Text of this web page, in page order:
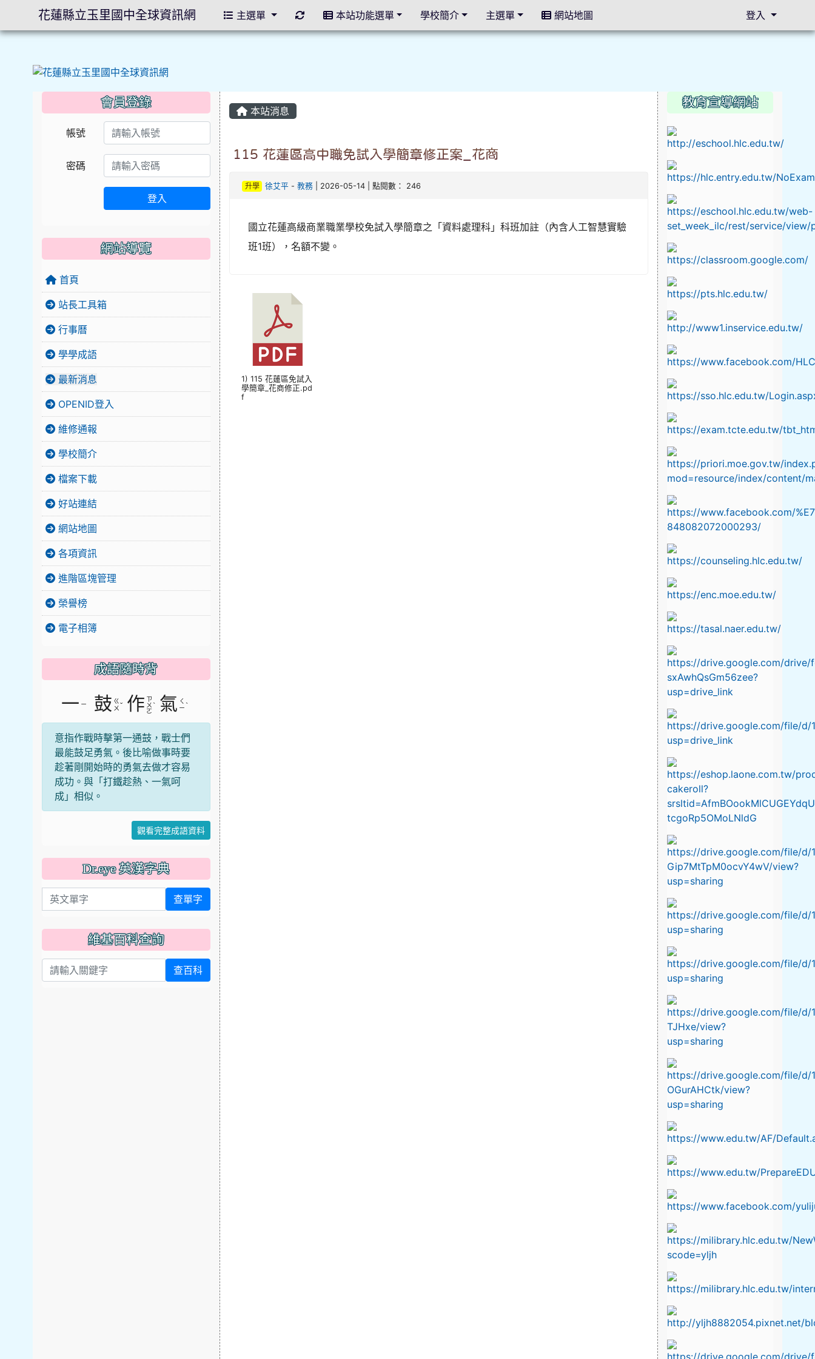
⏸
本站消息
115 花蓮區高中職免試入學簡章修正案_花商
升學 徐艾平 -教務 | 2026-05-14 | 點閱數： 246
國立花蓮高級商業職業學校免試入學簡章之「資料處理科」科班加註（內含人工智慧實驗
班1班），名額不變。
1) 115 花蓮區免試入
學簡章_花商修正.pd
f
會員登錄
帳號
密碼
登入
網站導覽
首頁
站長工具箱
行事曆
學學成語
最新消息
OPENID登入
維修通報
學校簡介
檔案下載
好站連結
網站地圖
各項資訊
進階區塊管理
榮譽榜
電子相簿
成語隨時背
一 ㄧ 鼓 ㄍ
ㄨˇ 作 ㄗ
ㄨ
ㄛ
ˋ 氣 ㄑ
ㄧ ˋ
意指作戰時擊第一通鼓，戰士們
最能鼓足勇氣。後比喻做事時要
趁著剛開始時的勇氣去做才容易
成功。與「打鐵趁熱、一氣呵
成」相似。
觀看完整成語資料
Dr.eye 英漢字典
英文單字 查單字
維基百科查詢
查百科
教育宣導網站
花蓮縣立玉里國中全球資訊網 主選單 重新取得佈景設定
本站功能選單 學校簡介 主選單 網站地圖 登入